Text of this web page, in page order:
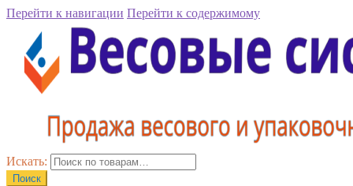
Перейти к навигации Перейти к содержимому
Искать:
Поиск